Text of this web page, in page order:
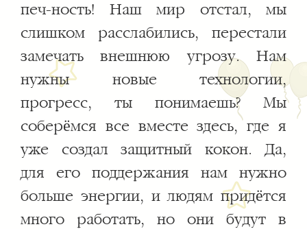
печ-ность! Наш мир отстал, мы
слишком расслабились, перестали
замечать внешнюю угрозу. Нам
нужны новые технологии,
прогресс, ты понимаешь? Мы
соберёмся все вместе здесь, где я
уже создал защитный кокон. Да,
для его поддержания нам нужно
больше энергии, и людям придётся
много работать, но они будут в